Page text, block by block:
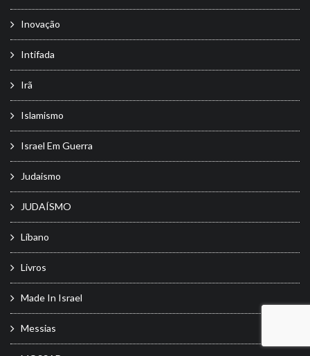
Inovação
Intifada
Irã
Islamismo
Israel Em Guerra
Judaismo
JUDAÍSMO
Líbano
Livros
Made In Israel
Messias